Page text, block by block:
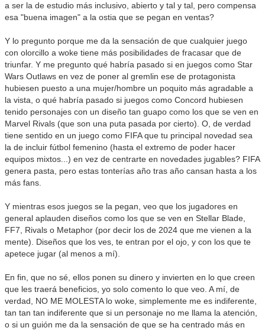
a ser la de estudio más inclusivo, abierto y tal y tal, pero compensa
esa "buena imagen" a la ostia que se pegan en ventas?
Y lo pregunto porque me da la sensación de que cualquier juego
con olorcillo a woke tiene más posibilidades de fracasar que de
triunfar. Y me pregunto qué habría pasado si en juegos como Star
Wars Outlaws en vez de poner al gremlin ese de protagonista
hubiesen puesto a una mujer/hombre un poquito más agradable a
la vista, o qué habría pasado si juegos como Concord hubiesen
tenido personajes con un diseño tan guapo como los que se ven en
Marvel Rivals (que son una puta pasada por cierto). O, de verdad
tiene sentido en un juego como FIFA que tu principal novedad sea
la de incluir fútbol femenino (hasta el extremo de poder hacer
equipos mixtos...) en vez de centrarte en novedades jugables? FIFA
genera pasta, pero estas tonterías año tras año cansan hasta a los
más fans.
Y mientras esos juegos se la pegan, veo que los jugadores en
general aplauden diseños como los que se ven en Stellar Blade,
FF7, Rivals o Metaphor (por decir los de 2024 que me vienen a la
mente). Diseños que los ves, te entran por el ojo, y con los que te
apetece jugar (al menos a mí).
En fin, que no sé, ellos ponen su dinero y invierten en lo que creen
que les traerá beneficios, yo solo comento lo que veo. A mí, de
verdad, NO ME MOLESTA lo woke, simplemente me es indiferente,
tan tan tan indiferente que si un personaje no me llama la atención,
o si un guión me da la sensación de que se ha centrado más en